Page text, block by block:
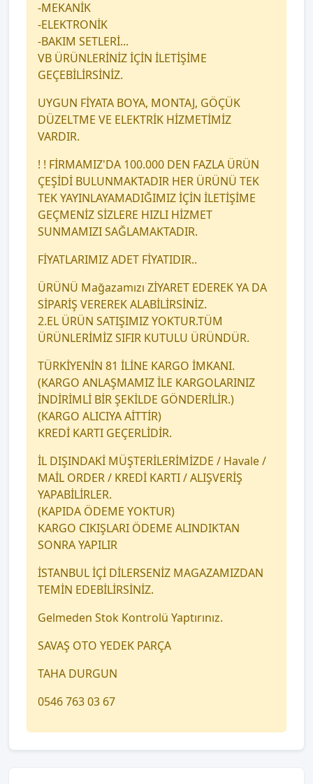
-MEKANİK
-ELEKTRONİK
-BAKIM SETLERİ...
VB ÜRÜNLERİNİZ İÇİN İLETİŞİME
GEÇEBİLİRSİNİZ.
UYGUN FİYATA BOYA, MONTAJ, GÖÇÜK
DÜZELTME VE ELEKTRİK HİZMETİMİZ
VARDIR.
! ! FİRMAMIZ'DA 100.000 DEN FAZLA ÜRÜN
ÇEŞİDİ BULUNMAKTADIR HER ÜRÜNÜ TEK
TEK YAYINLAYAMADIĞIMIZ İÇİN İLETİŞİME
GEÇMENİZ SİZLERE HIZLI HİZMET
SUNMAMIZI SAĞLAMAKTADIR.
FİYATLARIMIZ ADET FİYATIDIR..
ÜRÜNÜ Mağazamızı ZİYARET EDEREK YA DA
SİPARİŞ VEREREK ALABİLİRSİNİZ.
2.EL ÜRÜN SATIŞIMIZ YOKTUR.TÜM
ÜRÜNLERİMİZ SIFIR KUTULU ÜRÜNDÜR.
TÜRKİYENİN 81 İLİNE KARGO İMKANI.
(KARGO ANLAŞMAMIZ İLE KARGOLARINIZ
İNDİRİMLİ BİR ŞEKİLDE GÖNDERİLİR.)
(KARGO ALICIYA AİTTİR)
KREDİ KARTI GEÇERLİDİR.
İL DIŞINDAKİ MÜŞTERİLERİMİZDE / Havale /
MAİL ORDER / KREDİ KARTI / ALIŞVERİŞ
YAPABİLİRLER.
(KAPIDA ÖDEME YOKTUR)
KARGO CIKIŞLARI ÖDEME ALINDIKTAN
SONRA YAPILIR
İSTANBUL İÇİ DİLERSENİZ MAGAZAMIZDAN
TEMİN EDEBİLİRSİNİZ.
Gelmeden Stok Kontrolü Yaptırınız.
SAVAŞ OTO YEDEK PARÇA
TAHA DURGUN
0546 763 03 67